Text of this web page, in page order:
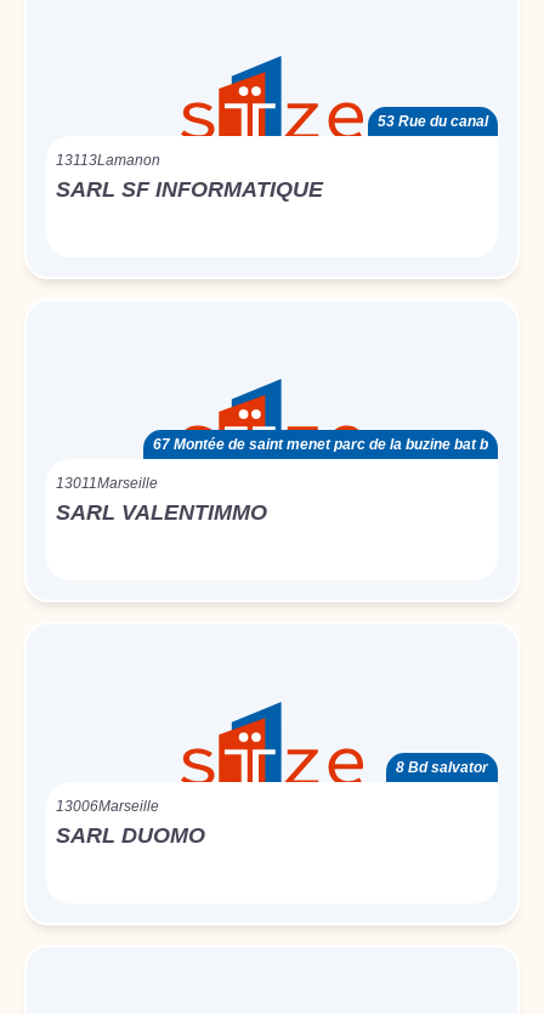
53 Rue du canal
13113Lamanon
SARL SF INFORMATIQUE
67 Montée de saint menet parc de la buzine bat b
13011Marseille
SARL VALENTIMMO
8 Bd salvator
13006Marseille
SARL DUOMO